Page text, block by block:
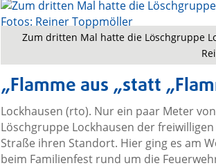
Zum dritten Mal hatte die Löschgruppe
„Flamme aus „statt
Lockhausen (rto). Nur ein paar Meter
Löschgruppe Lockhausen der
Straße ihren Standort. Hier ging es am
beim Familienfest rund um die